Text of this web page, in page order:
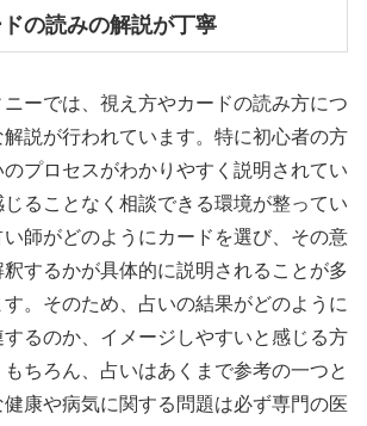
の読みの解説が丁寧
ーでは、視え方やカードの読み方につ
説が行われています。特に初心者の方
プロセスがわかりやすく説明されてい
ることなく相談できる環境が整ってい
い師がどのようにカードを選び、その意
するかが具体的に説明されることが多
。そのため、占いの結果がどのように
るのか、イメージしやすいと感じる方
ちろん、占いはあくまで参考の一つと
健康や病気に関する問題は必ず専門の医